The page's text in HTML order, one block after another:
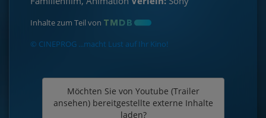
Inhalte zum Teil von
© CINEPROG ...macht Lust auf Ihr Kino!
Möchten Sie von Youtube (Trailer
ansehen) bereitgestellte externe Inhalte
laden?